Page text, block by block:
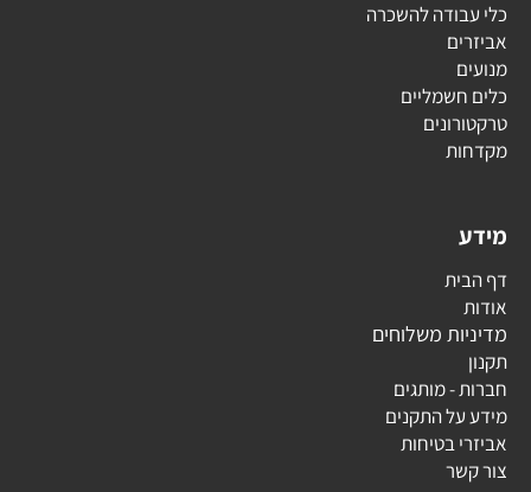
כלי עבודה להשכרה
אביזרים
מנועים
כלים חשמליים
טרקטורונים
מקדחות
מידע
דף הבית
אודות
מדיניות משלוחים
תקנון
חברות - מותגים
מידע על התקנים
אביזרי בטיחות
צור קשר